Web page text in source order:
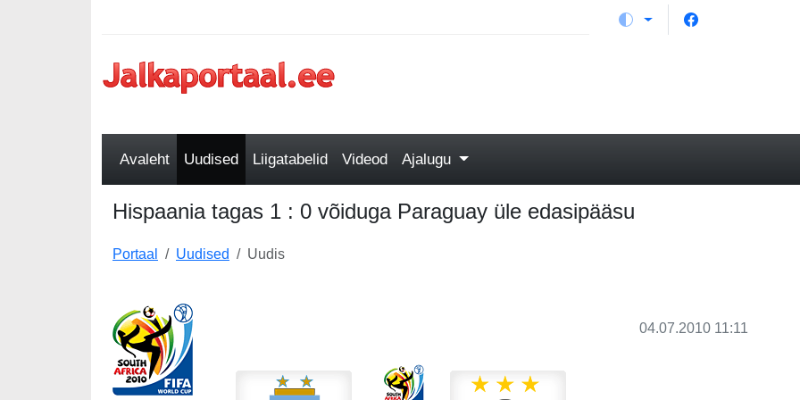
Avaleht Uudised Liigatabelid Videod Ajalugu
Hispaania tagas 1 : 0 võiduga Paraguay üle edasipääsu
Portaal Uudised Uudis
04.07.2010 11:11